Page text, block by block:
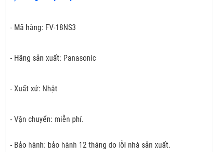
- Mã hàng: FV-18NS3
- Hãng sản xuất: Panasonic
- Xuất xứ: Nhật
- Vận chuyển: miễn phí.
- Bảo hành: bảo hành 12 tháng do lỗi nhà sản xuất.